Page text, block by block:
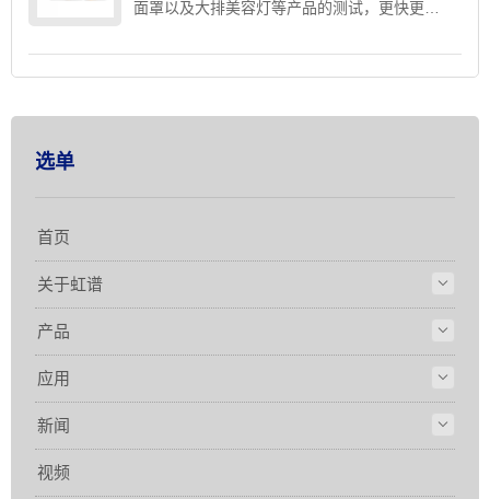
面罩以及大排美容灯等产品的测试，更快更准
选单
首页
关于虹谱
产品
应用
新闻
视频